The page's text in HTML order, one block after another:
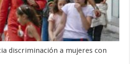
discriminación a mujeres con